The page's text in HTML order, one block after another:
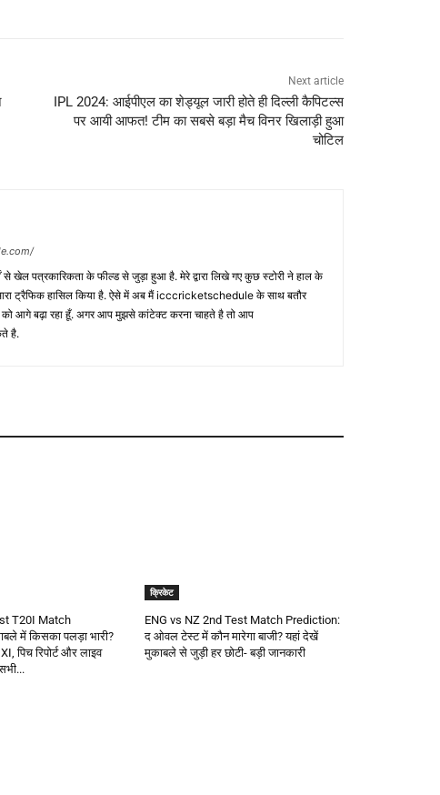
Next article
IPL 2024: आईपीएल का शेड्यूल जारी होते ही दिल्ली कैपिटल्स
पर आयी आफत! टीम का सबसे बड़ा मैच विनर खिलाड़ी हुआ
चोटिल
से खेल पत्रकारिकता के फील्ड से जुड़ा हुआ है. मेरे द्वारा लिखे गए कुछ स्टोरी ने हाल के
ट्रैफिक हासिल किया है. ऐसे में अब मैं icccricketschedule के साथ बतौर
आगे बढ़ा रहा हूँ. अगर आप मुझसे कांटेक्ट करना चाहते है तो आप
है.
T20I Match
में किसका पलड़ा भारी?
पिच रिपोर्ट और लाइव
क्रिकेट
ENG vs NZ 2nd Test Match Prediction:
द ओवल टेस्ट में कौन मारेगा बाजी? यहां देखें
मुकाबले से जुड़ी हर छोटी- बड़ी जानकारी